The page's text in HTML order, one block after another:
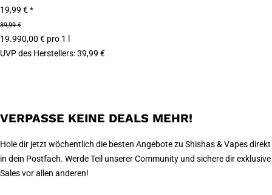
19,99 €*
39,99 €
19.990,00 € pro 1 l
UVP des Herstellers:39,99 €
VERPASSE KEINE DEALS MEHR!
Hole dir jetzt wöchentlich die besten Angebote zu Shishas & Vapes direkt
in dein Postfach. Werde Teil unserer Community und sichere dir exklusive
Sales vor allen anderen!